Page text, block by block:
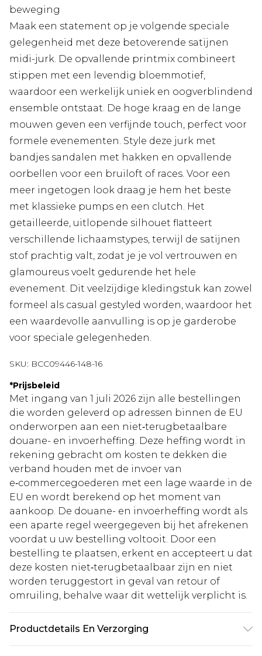
beweging
Maak een statement op je volgende speciale
gelegenheid met deze betoverende satijnen
midi-jurk. De opvallende printmix combineert
stippen met een levendig bloemmotief,
waardoor een werkelijk uniek en oogverblindend
ensemble ontstaat. De hoge kraag en de lange
mouwen geven een verfijnde touch, perfect voor
formele evenementen. Style deze jurk met
bandjes sandalen met hakken en opvallende
oorbellen voor een bruiloft of races. Voor een
meer ingetogen look draag je hem het beste
met klassieke pumps en een clutch. Het
getailleerde, uitlopende silhouet flatteert
verschillende lichaamstypes, terwijl de satijnen
stof prachtig valt, zodat je je vol vertrouwen en
glamoureus voelt gedurende het hele
evenement. Dit veelzijdige kledingstuk kan zowel
formeel als casual gestyled worden, waardoor het
een waardevolle aanvulling is op je garderobe
voor speciale gelegenheden.
SKU: BCC09446-148-16
*Prijsbeleid
Met ingang van 1 juli 2026 zijn alle bestellingen
die worden geleverd op adressen binnen de EU
onderworpen aan een niet‑terugbetaalbare
douane- en invoerheffing. Deze heffing wordt in
rekening gebracht om kosten te dekken die
verband houden met de invoer van
e‑commercegoederen met een lage waarde in de
EU en wordt berekend op het moment van
aankoop. De douane- en invoerheffing wordt als
een aparte regel weergegeven bij het afrekenen
voordat u uw bestelling voltooit. Door een
bestelling te plaatsen, erkent en accepteert u dat
deze kosten niet‑terugbetaalbaar zijn en niet
worden teruggestort in geval van retour of
omruiling, behalve waar dit wettelijk verplicht is.
Productdetails En Verzorging